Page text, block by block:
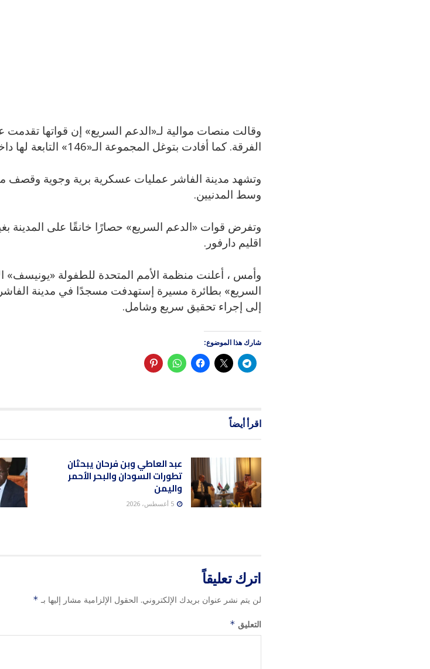
وقالت منصات موالية لـ«الدعم السريع» إن قواتها تقدمت
الفرقة. كما أفادت بتوغل المجموعة الـ«146» التابعة لها داخل قشلاق الجيش بالمحور الجنوبي.
وتشهد مدينة الفاشر عمليات عسكرية برية وجوية وقصف
وسط المدنيين.
وتفرض قوات «الدعم السريع» حصارًا خانقًا على
اقليم دارفور.
السريع» بطائرة مسيرة إستهدفت مسجدًا في مدينة
إلى إجراء تحقيق سريع وشامل.
شارك هذا الموضوع:
اقرأ أيضاً
عبد العاطي وبن فرحان يبحثان
تطورات السودان والبحر الأحمر
واليمن
اترك تعليقاً
لن يتم نشر عنوان بريدك الإلكتروني. الحقول الإلزامية مشار إليها بـ *
التعليق *